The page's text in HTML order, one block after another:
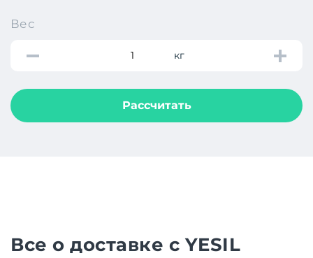
Вес
кг
Рассчитать
Все о доставке с YESIL